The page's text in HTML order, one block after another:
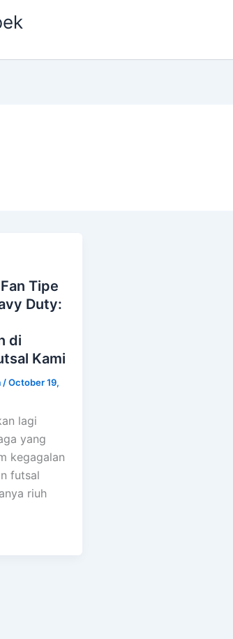
Tipe
Duty:
di
Kami
/October 19,
lagi
yang
kegagalan
futsal
riuh